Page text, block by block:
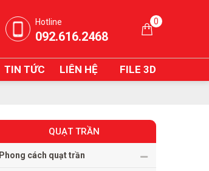
Hotline
092.616.2468
0
TIN TỨC LIÊN HỆ FILE 3D
QUẠT TRẦN
Phong cách quạt trần